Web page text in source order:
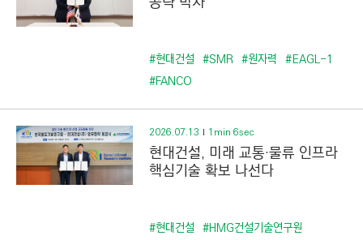
#현대건설 #SMR #원자력 #EAGL-1
#FANCO
2026.07.13 1min 6sec
현대건설, 미래 교통·물류 인프라
핵심기술 확보 나선다
#현대건설 #HMG건설기술연구원